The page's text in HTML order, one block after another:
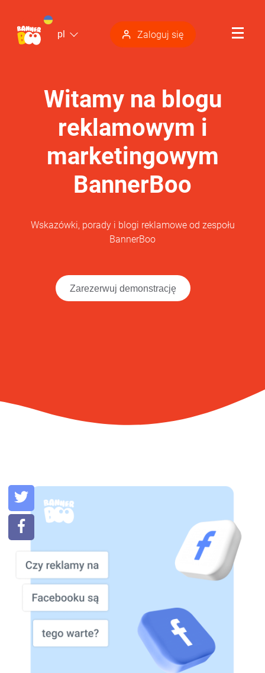
pl Zaloguj się
Witamy na blogu
reklamowym i
marketingowym
BannerBoo
Wskazówki, porady i blogi reklamowe od zespołu
BannerBoo
Zarezerwuj demonstrację